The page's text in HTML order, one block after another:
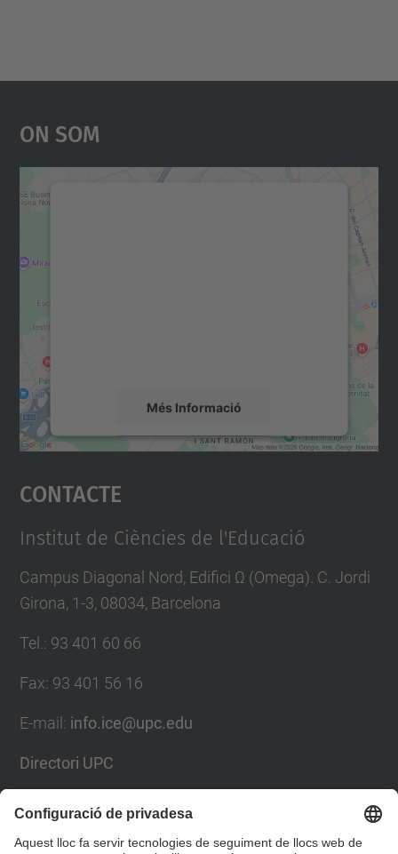
On Som
Més Informació
Accepta
powered by
Contacte
Institut de Ciències de l'Educació
Campus Diagonal Nord, Edifici Ω (Omega). C. Jordi
Girona, 1-3, 08034, Barcelona
Tel.: 93 401 60 66
Fax: 93 401 56 16
E-mail: info.ice@upc.edu
Directori UPC
Formulari de contacte